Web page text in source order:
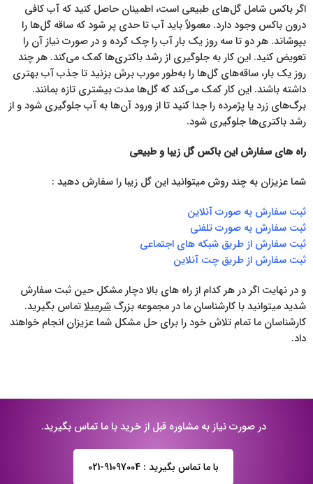
اگر باکس شامل گل‌های طبیعی است، اطمینان حاصل کنید که آب کافی
درون باکس وجود دارد. معمولاً باید آب تا حدی پر شود که ساقه گل‌ها را
بپوشاند. هر دو تا سه روز یک بار آب را چک کرده و در صورت نیاز آن را
تعویض کنید. این کار به جلوگیری از رشد باکتری‌ها کمک می‌کند. هر چند
روز یک بار، ساقه‌های گل‌ها را به‌طور مورب برش بزنید تا جذب آب بهتری
داشته باشند. این کار کمک می‌کند که گل‌ها مدت بیشتری تازه بمانند.
برگ‌های زرد یا پژمرده را جدا کنید تا از ورود آن‌ها به آب جلوگیری شود و از
رشد باکتری‌ها جلوگیری شود.
راه های سفارش این باکس گل زیبا و طبیعی
شما عزیزان به چند روش میتوانید این گل زیبا را سفارش دهید :
ثبت سفارش به صورت آنلاین
ثبت سفارش به صورت تلفنی
ثبت سفارش از طریق شبکه های اجتماعی
ثبت سفارش از طریق چت آنلاین
و در نهایت اگر در هر کدام از راه های بالا دچار مشکل حین ثبت سفارش
شدید میتوانید با کارشناسان ما در مجموعه بزرگشرمیلاتماس بگیرید.
کارشناسان ما تمام تلاش خود را برای حل مشکل شما عزیزان انجام خواهند
داد.
در صورت نیاز به مشاوره قبل از خرید با ما تماس بگیرید.
با ما تماس بگیرید : 91097004-021